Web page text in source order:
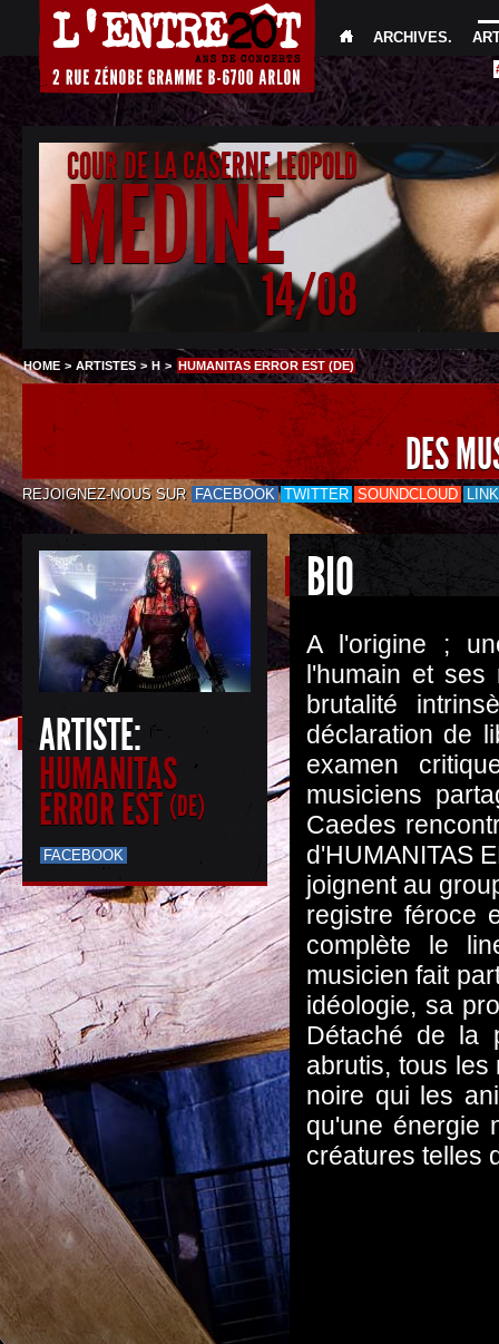
ARCHIVES.
COUR DE LA CASERNE LEOPOLD
MEDINE
14/08
HOME > ARTISTES > H > HUMANITAS ERROR EST (DE)
DES
REJOIGNEZ-NOUS SUR FACEBOOK TWITTER SOUNDCLOUD
ARTISTE:
HUMANITAS
ERROR EST (DE)
FACEBOOK
BIO
A l'origine ;
l'humain et ses
brutalité
déclaration de
examen
musiciens
Caedes
d'HUMANITAS
joignent au
registre féroce
complète le
musicien fait
idéologie, sa
Détaché de la
abrutis, tous les
noire qui les
qu'une énergie
créatures telles